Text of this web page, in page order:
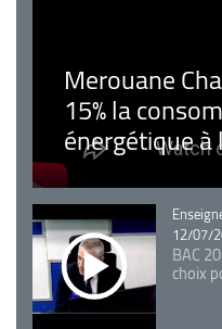
Merouane
15% la
énergétique à
12/07/
BAC
choix